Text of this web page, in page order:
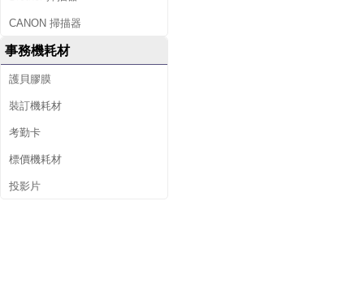
CANON 掃描器
事務機耗材
護貝膠膜
裝訂機耗材
考勤卡
標價機耗材
投影片